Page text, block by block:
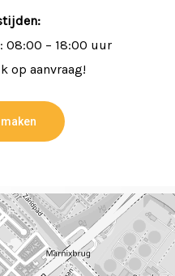
08:00 – 18:00 uur
op aanvraag!